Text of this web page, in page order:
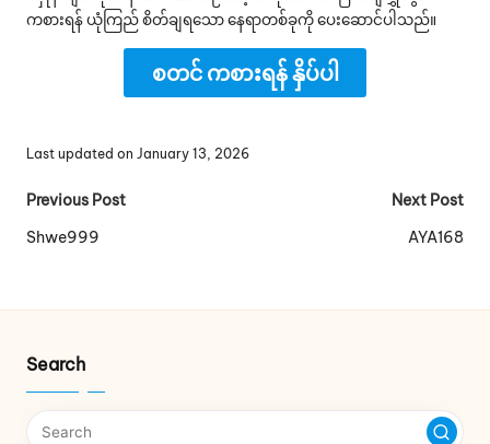
ကစားရန် ယုံကြည် စိတ်ချရသော နေရာတစ်ခုကို ပေးဆောင်ပါသည်။
စတင် ကစားရန် နှိပ်ပါ
Last updated on January 13, 2026
Post
navigation
Previous Post
Shwe999
Next Post
AYA168
Search